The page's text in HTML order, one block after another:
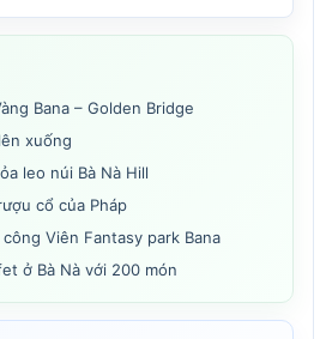
Bana – Golden Bridge
xuống
leo núi Bà Nà Hill
cổ của Pháp
Viên Fantasy park Bana
ở Bà Nà với 200 món